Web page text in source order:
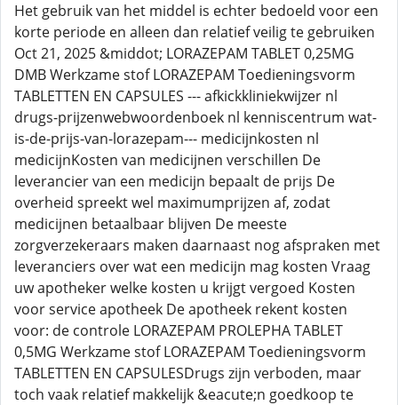
Het gebruik van het middel is echter bedoeld voor een
korte periode en alleen dan relatief veilig te gebruiken
Oct 21, 2025 &middot; LORAZEPAM TABLET 0,25MG
DMB Werkzame stof LORAZEPAM Toedieningsvorm
TABLETTEN EN CAPSULES --- afkickkliniekwijzer nl
drugs-prijzenwebwoordenboek nl kenniscentrum wat-
is-de-prijs-van-lorazepam--- medicijnkosten nl
medicijnKosten van medicijnen verschillen De
leverancier van een medicijn bepaalt de prijs De
overheid spreekt wel maximumprijzen af, zodat
medicijnen betaalbaar blijven De meeste
zorgverzekeraars maken daarnaast nog afspraken met
leveranciers over wat een medicijn mag kosten Vraag
uw apotheker welke kosten u krijgt vergoed Kosten
voor service apotheek De apotheek rekent kosten
voor: de controle LORAZEPAM PROLEPHA TABLET
0,5MG Werkzame stof LORAZEPAM Toedieningsvorm
TABLETTEN EN CAPSULESDrugs zijn verboden, maar
toch vaak relatief makkelijk &eacute;n goedkoop te